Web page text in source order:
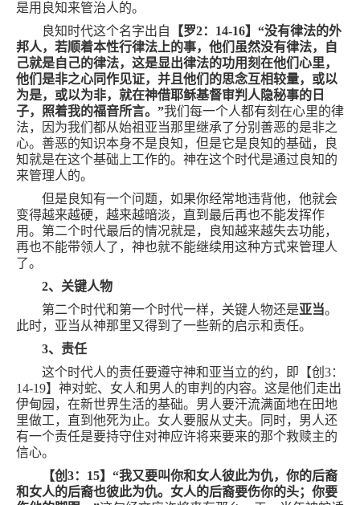
是用良知来管治人的。
良知时代这个名字出自
【罗2： 14-16】“没有律法的外
邦人，若顺着本性行律法上的事，他们虽然没有律法，自
己就是自己的律法，这是显出律法的功用刻在他们心里，
他们是非之心同作见证，并且他们的思念互相较量，或以
为是，或以为非，就在神借耶稣基督审判人隐秘事的日
子，照着我的福音所言。”我们每一个人都有刻在心里的律
法，因为我们都从始祖亚当那里继承了分别善恶的是非之
心。善恶的知识本身不是良知，但是它是良知的基础，良
知就是在这个基础上工作的。神在这个时代是通过良知的
来管理人的。
但是良知有一个问题，如果你经常地违背他，他就会
变得越来越硬，越来越暗淡，直到最后再也不能发挥作
用。第二个时代最后的情况就是，良知越来越失去功能，
再也不能带领人了，神也就不能继续用这种方式来管理人
了。
2、关键人物
第二个时代和第一个时代一样，关键人物还是亚当。
此时，亚当从神那里又得到了一些新的启示和责任。
3、责任
这个时代人的责任要遵守神和亚当立的约，即【创 3：
14-19】神对蛇、女人和男人的审判的内容。这是他们走出
伊甸园，在新世界生活的基础。男人要汗流满面地在田地
里做工，直到他死为止。女人要服从丈夫。同时，男人还
有一个责任是要持守住对神应许将来要来的那个救赎主的
信心。
【创3： 15】“我又要叫你和女人彼此为仇，你的后裔
和女人的后裔也彼此为仇。女人的后裔要伤你的头；你要